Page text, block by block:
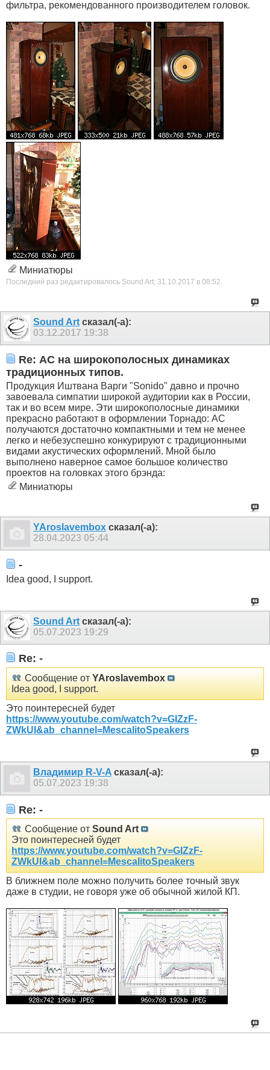
фильтра, рекомендованного производителем головок.
Миниатюры
Последний раз редактировалось Sound Art; 31.10.2017 в 08:52
Sound Art сказал(-а):
03.12.2017 19:38
Re: АС на широкополосных динамиках
традиционных типов.
Продукция Иштвана Варги "Sonido" давно и прочно
завоевала симпатии широкой аудитории как в России,
так и во всем мире. Эти широкополосные динамики
прекрасно работают в оформлении Торнадо: АС
получаются достаточно компактными и тем не менее
легко и небезуспешно конкурируют с традиционными
видами акустических оформлений. Мной было
выполнено наверное самое большое количество
проектов на головках этого брэнда:
Миниатюры
YAroslavembox сказал(-а):
28.04.2023 05:44
-
Idea good, I support.
Sound Art сказал(-а):
05.07.2023 19:29
Re: -
Сообщение от YAroslavembox
Idea good, I support.
Это поинтересней будет
https://www.youtube.com/watch?v=GIZzF-
ZWkUI&ab_channel=MescalitoSpeakers
Владимир R-V-A сказал(-а):
05.07.2023 19:38
Re: -
Сообщение от Sound Art
Это поинтересней будет
https://www.youtube.com/watch?v=GIZzF-
ZWkUI&ab_channel=MescalitoSpeakers
В ближнем поле можно получить более точный звук
даже в студии, не говоря уже об обычной жилой КП.